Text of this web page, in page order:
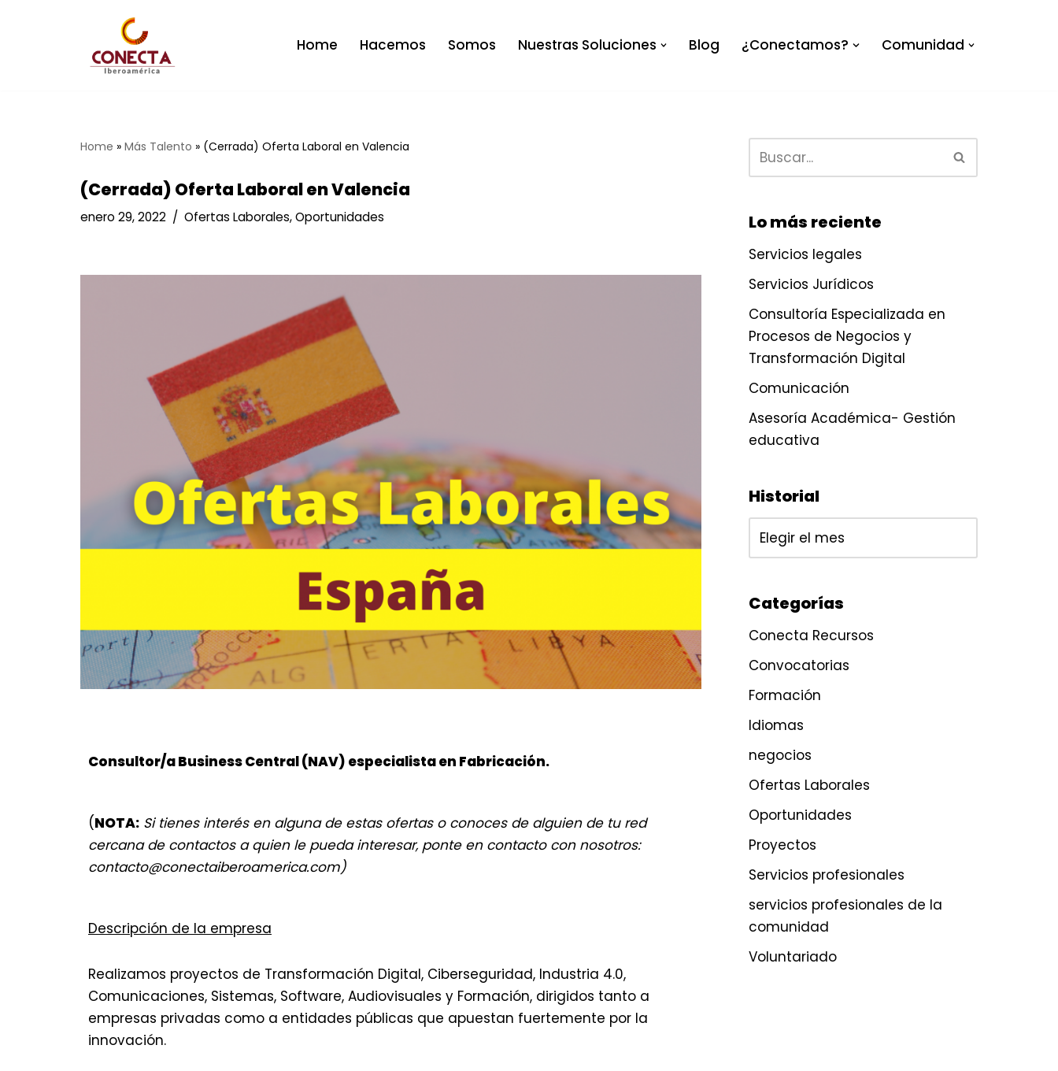
Home Hacemos Somos Nuestras Soluciones Blog ¿Conectamos? Comunidad
Home » Más Talento » (Cerrada) Oferta Laboral en Valencia
(Cerrada) Oferta Laboral en Valencia
enero 29, 2022 Ofertas Laborales,Oportunidades
Consultor/a Business Central (NAV) especialista en Fabricación.
(NOTA: Si tienes interés en alguna de estas ofertas o conoces de alguien de tu red
cercana de contactos a quien le pueda interesar, ponte en contacto con nosotros:
contacto@conectaiberoamerica.com)
Descripción de la empresa
Realizamos proyectos de Transformación Digital, Ciberseguridad, Industria 4.0,
Comunicaciones, Sistemas, Software, Audiovisuales y Formación, dirigidos tanto a
empresas privadas como a entidades públicas que apuestan fuertemente por la
innovación.
Lo más reciente
Servicios legales
Servicios Jurídicos
Consultoría Especializada en
Procesos de Negocios y
Transformación Digital
Comunicación
Asesoría Académica- Gestión
educativa
Historial
Categorías
Conecta Recursos
Convocatorias
Formación
Idiomas
negocios
Ofertas Laborales
Oportunidades
Proyectos
Servicios profesionales
servicios profesionales de la
comunidad
Voluntariado